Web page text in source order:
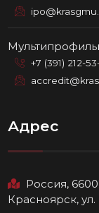
+7 (391) 212-
Адрес
Россия,
Красноярск,